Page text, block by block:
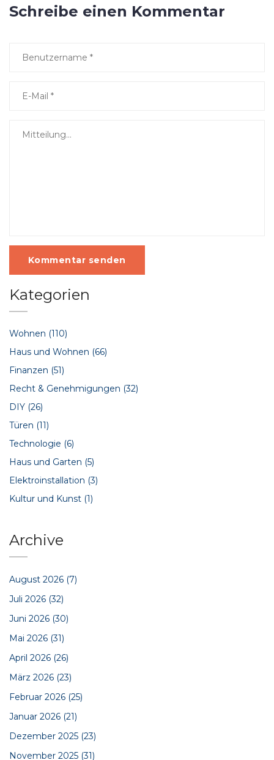
Schreibe einen Kommentar
Kommentar senden
Kategorien
Wohnen (110)
Haus und Wohnen (66)
Finanzen (51)
Recht & Genehmigungen (32)
DIY (26)
Türen (11)
Technologie (6)
Haus und Garten (5)
Elektroinstallation (3)
Kultur und Kunst (1)
Archive
August 2026 (7)
Juli 2026 (32)
Juni 2026 (30)
Mai 2026 (31)
April 2026 (26)
März 2026 (23)
Februar 2026 (25)
Januar 2026 (21)
Dezember 2025 (23)
November 2025 (31)